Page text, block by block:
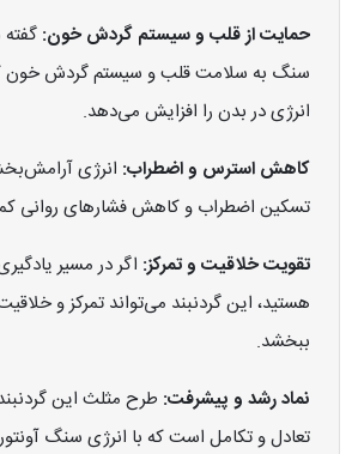
حمایت از قلب و سیستم گردش خون:
سنگ به سلامت قلب و سیستم گردش خون
انرژی در بدن را افزایش می‌دهد.
کاهش استرس و اضطراب: انرژی
تسکین اضطراب و کاهش فشارهای روانی
تقویت خلاقیت و تمرکز: اگر در مسیر
هستید، این گردنبند می‌تواند تمرکز و
ببخشد.
نماد رشد و پیشرفت: طرح مثلث این
تعادل و تکامل است که با انرژی سنگ